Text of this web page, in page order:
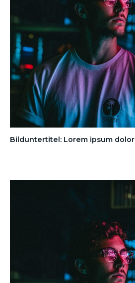
Bilduntertitel: Lorem ipsum dolor